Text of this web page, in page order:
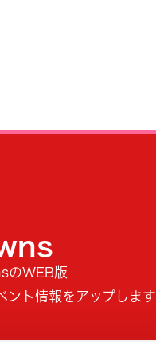
のWEB版
ント情報をアップします